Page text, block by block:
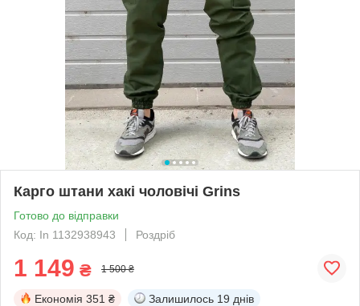
Карго штани хакі чоловічі Grins
Готово до відправки
Код: In 1132938943
Роздріб
1 149 ₴ 1 500 ₴
Економія 351 ₴ Залишилось 19 днів